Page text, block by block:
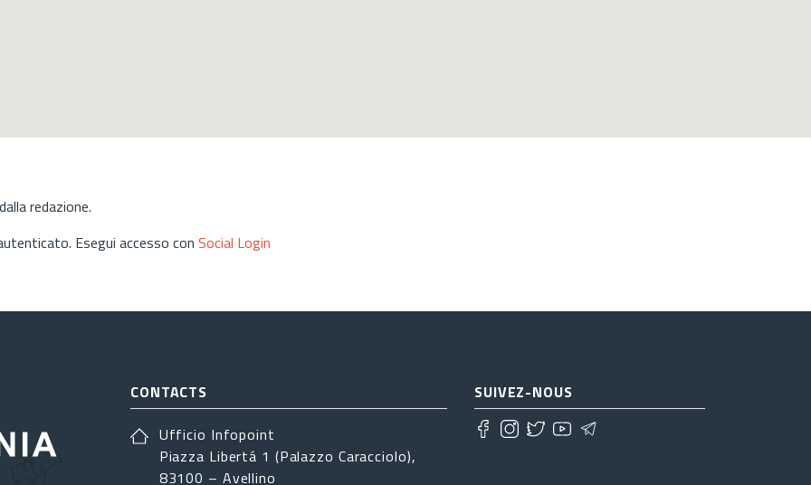
redazione.
Esegui accesso con Social Login
CONTACTS
Ufficio Infopoint
Piazza Libertá 1 (Palazzo Caracciolo),
83100 – Avellino
SUIVEZ-NOUS